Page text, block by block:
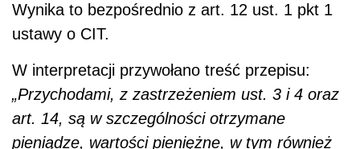
Wynika to bezpośrednio z art. 12 ust. 1 pkt 1
ustawy o CIT.
W interpretacji przywołano treść przepisu:
„Przychodami, z zastrzeżeniem ust. 3 i 4 oraz
art. 14, są w szczególności otrzymane
pieniądze, wartości pieniężne, w tym również